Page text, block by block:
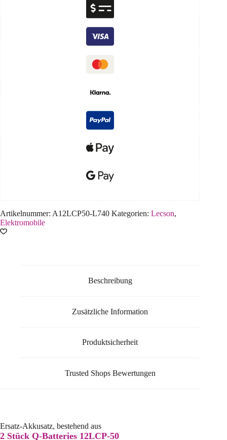
Artikelnummer: A12LCP50-L740 Kategorien: Lecson,
Elektromobile
Beschreibung
Zusätzliche Information
Produktsicherheit
Trusted Shops Bewertungen
Ersatz-Akkusatz, bestehend aus
2 Stück Q-Batteries 12LCP-50